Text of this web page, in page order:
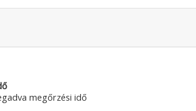
megőrzési idő